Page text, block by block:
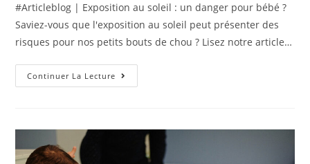
#Articleblog | Exposition au soleil : un danger pour bébé ?
Saviez-vous que l'exposition au soleil peut présenter des
risques pour nos petits bouts de chou ? Lisez notre article…
Continuer La Lecture